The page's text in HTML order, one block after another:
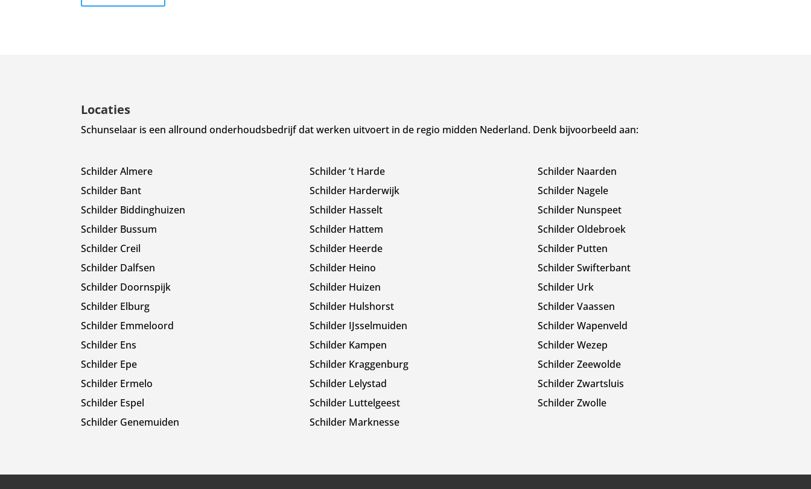
Locaties
Schunselaar is een allround onderhoudsbedrijf dat werken uitvoert in de regio midden Nederland. Denk bijvoorbeeld aan:
Schilder Almere
Schilder Bant
Schilder Biddinghuizen
Schilder Bussum
Schilder Creil
Schilder Dalfsen
Schilder Doornspijk
Schilder Elburg
Schilder Emmeloord
Schilder Ens
Schilder Epe
Schilder Ermelo
Schilder Espel
Schilder Genemuiden
Schilder ’t Harde
Schilder Harderwijk
Schilder Hasselt
Schilder Hattem
Schilder Heerde
Schilder Heino
Schilder Huizen
Schilder Hulshorst
Schilder IJsselmuiden
Schilder Kampen
Schilder Kraggenburg
Schilder Lelystad
Schilder Luttelgeest
Schilder Marknesse
Schilder Naarden
Schilder Nagele
Schilder Nunspeet
Schilder Oldebroek
Schilder Putten
Schilder Swifterbant
Schilder Urk
Schilder Vaassen
Schilder Wapenveld
Schilder Wezep
Schilder Zeewolde
Schilder Zwartsluis
Schilder Zwolle